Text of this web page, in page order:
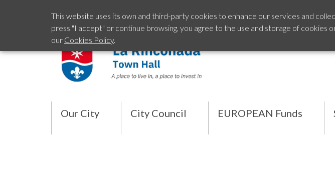
Our City City Council EUROPEAN Funds
This website uses its own and third-party cookies to enhance our services and
press "I accept" or continue browsing, you agree to the use and storage of
our Cookies Policy.